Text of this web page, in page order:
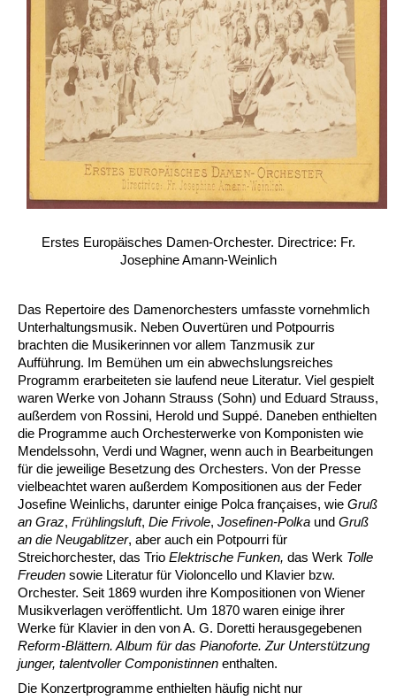
Erstes Europäisches Damen-Orchester. Directrice: Fr.
Josephine Amann-Weinlich
Das Repertoire des Damenorchesters umfasste vornehmlich
Unterhaltungsmusik. Neben Ouvertüren und Potpourris
brachten die Musikerinnen vor allem Tanzmusik zur
Aufführung. Im Bemühen um ein abwechslungsreiches
Programm erarbeiteten sie laufend neue Literatur. Viel gespielt
waren Werke von Johann Strauss (Sohn) und Eduard Strauss,
außerdem von Rossini, Herold und Suppé. Daneben enthielten
die Programme auch Orchesterwerke von Komponisten wie
Mendelssohn, Verdi und Wagner, wenn auch in Bearbeitungen
für die jeweilige Besetzung des Orchesters. Von der Presse
vielbeachtet waren außerdem Kompositionen aus der Feder
Josefine Weinlichs, darunter einige Polca françaises, wie Gruß
an Graz, Frühlingsluft, Die Frivole, Josefinen-Polka und Gruß
an die Neugablitzer, aber auch ein Potpourri für
Streichorchester, das Trio Elektrische Funken, das Werk Tolle
Freuden sowie Literatur für Violoncello und Klavier bzw.
Orchester. Seit 1869 wurden ihre Kompositionen von Wiener
Musikverlagen veröffentlicht. Um 1870 waren einige ihrer
Werke für Klavier in den von A. G. Doretti herausgegebenen
Reform-Blättern. Album für das Pianoforte. Zur Unterstützung
junger, talentvoller Componistinnen enthalten.
Die Konzertprogramme enthielten häufig nicht nur